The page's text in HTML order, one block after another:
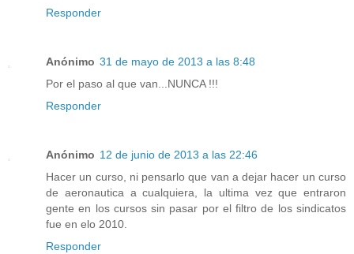
Responder
Anónimo 31 de mayo de 2013 a las 8:48
Por el paso al que van...NUNCA !!!
Responder
Anónimo 12 de junio de 2013 a las 22:46
Hacer un curso, ni pensarlo que van a dejar hacer un curso
de aeronautica a cualquiera, la ultima vez que entraron
gente en los cursos sin pasar por el filtro de los sindicatos
fue en elo 2010.
Responder